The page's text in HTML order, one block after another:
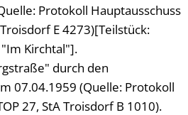
Protokoll Hauptausschuss
E 4273)[Teilstück:
Kirchtal"].
durch den
07.04.1959 (Quelle: Protokoll
27, StA Troisdorf B 1010).